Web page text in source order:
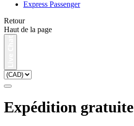
Express Passenger
Retour
Haut de la page
Expédition gratuite